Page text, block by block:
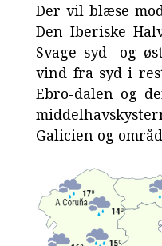
Der vil blæse
Den Iberiske
Svage syd- og
vind fra syd i
Ebro-dalen og
Galicien og